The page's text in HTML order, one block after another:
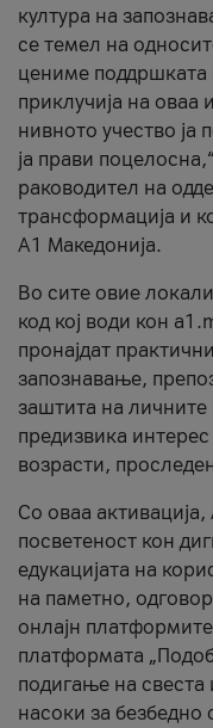
култура на
се темел на
цениме поддршката
приклучија на оваа
нивното учество ја
ја прави
раководител на
трансформација и
А1 Македонија.
Во сите овие
код кој води кон
пронајдат
запознавање,
заштита на
предизвика
возрасти,
Со оваа активација,
посветеност кон
едукацијата на
на паметно,
онлајн
платформата
подигање на
насоки за